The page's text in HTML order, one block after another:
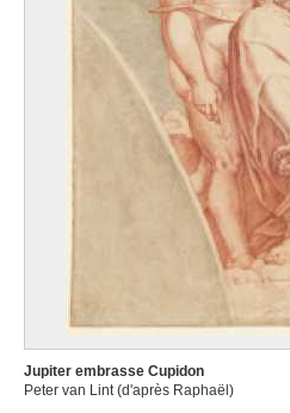
Jupiter embrasse Cupidon
Peter van Lint (d'après Raphaël)